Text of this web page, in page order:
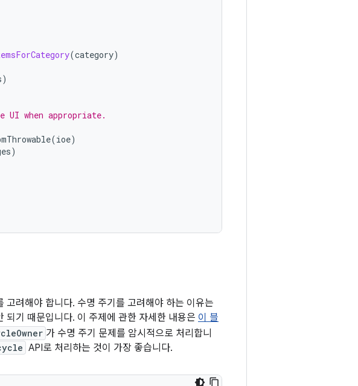
(category)
)
when appropriate.
(ioe)
)
려해야 합니다. 수명 주기를 고려해야 하는 이유는
되기 때문입니다. 이 주제에 관한 자세한 내용은 이 블
가 수명 주기 문제를 암시적으로 처리합니
API로 처리하는 것이 가장 좋습니다.